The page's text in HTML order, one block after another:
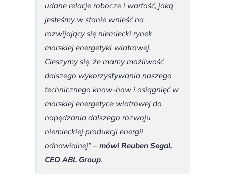
udane relacje robocze i wartość, jaką
jesteśmy w stanie wnieść na
rozwijający się niemiecki rynek
morskiej energetyki wiatrowej.
Cieszymy się, że mamy możliwość
dalszego wykorzystywania naszego
technicznego know-how i osiągnięć w
morskiej energetyce wiatrowej do
napędzania dalszego rozwoju
niemieckiej produkcji energii
odnawialnej” – mówi Reuben Segal,
CEO ABL Group.